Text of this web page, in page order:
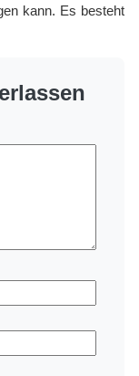
kann. Es besteht